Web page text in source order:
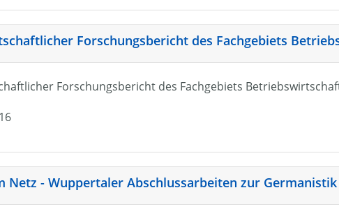
Forschungsbericht des Fachgebiets
Forschungsbericht des Fachgebiets
Netz - Wuppertaler Abschlussarbeiten zur Germanistik